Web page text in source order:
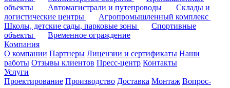
объекты
Автомагистрали и путепроводы
Склады и
логистические центры
Агропромышленный комплекс
Школы, детские сады, парковые зоны
Спортивные
объекты
Временное ограждение
Компания
О компании Партнеры Лицензии и сертификаты Наши
работы Отзывы клиентов Пресс-центр Контакты
Услуги
Проектирование Производство Доставка Монтаж Вопрос-